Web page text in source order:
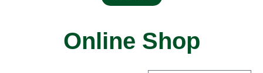
Online Shop